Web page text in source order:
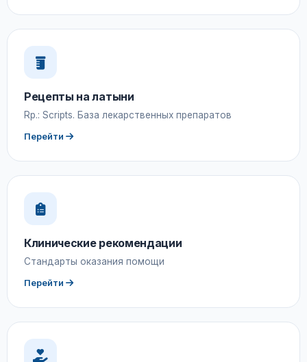
Рецепты на латыни
Rp.: Scripts. База лекарственных препаратов
Перейти
Клинические рекомендации
Стандарты оказания помощи
Перейти